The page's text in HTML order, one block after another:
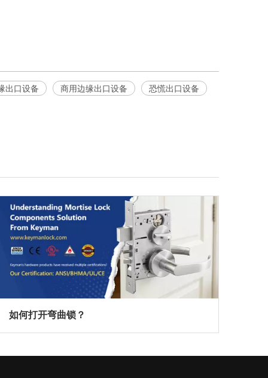
出口设备 商用边缘出口设备 恐慌出口设备
如何打开弯曲锁？